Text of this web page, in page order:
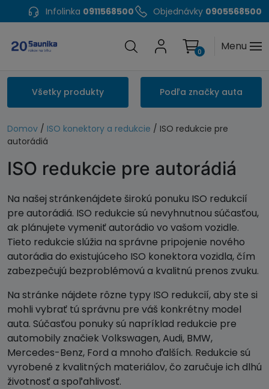
Infolinka 0911568500 Objednávky 0905568500
Menu
0
Všetky produkty Podľa značky auta
Domov / ISO konektory a redukcie / ISO redukcie pre
autorádiá
ISO redukcie pre autorádiá
Na našej stránkenájdete širokú ponuku ISO redukcií
pre autorádiá. ISO redukcie sú nevyhnutnou súčasťou,
ak plánujete vymeniť autorádio vo vašom vozidle.
Tieto redukcie slúžia na správne pripojenie nového
autorádia do existujúceho ISO konektora vozidla, čím
zabezpečujú bezproblémovú a kvalitnú prenos zvuku.
Na stránke nájdete rôzne typy ISO redukcií, aby ste si
mohli vybrať tú správnu pre váš konkrétny model
auta. Súčasťou ponuky sú napríklad redukcie pre
automobily značiek Volkswagen, Audi, BMW,
Mercedes-Benz, Ford a mnoho ďalších. Redukcie sú
vyrobené z kvalitných materiálov, čo zaručuje ich dlhú
životnosť a spoľahlivosť.